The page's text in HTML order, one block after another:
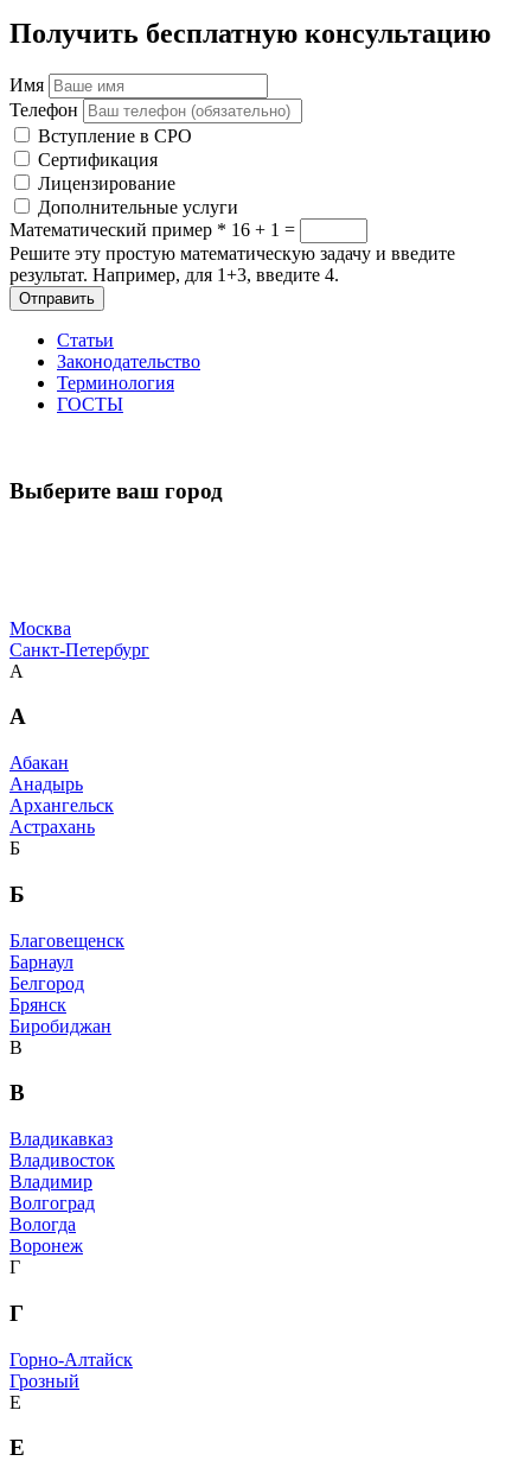
Получить бесплатную консультацию
Имя
Телефон
Вступление в СРО
Сертификация
Лицензирование
Дополнительные услуги
Математический пример * 16 + 1 =
Решите эту простую математическую задачу и введите
результат. Например, для 1+3, введите 4.
Отправить
Статьи
Законодательство
Терминология
ГОСТЫ
Выберите ваш город
Москва
Санкт-Петербург
А
А
Абакан
Анадырь
Архангельск
Астрахань
Б
Б
Благовещенск
Барнаул
Белгород
Брянск
Биробиджан
В
В
Владикавказ
Владивосток
Владимир
Волгоград
Вологда
Воронеж
Г
Г
Горно-Алтайск
Грозный
Е
Е